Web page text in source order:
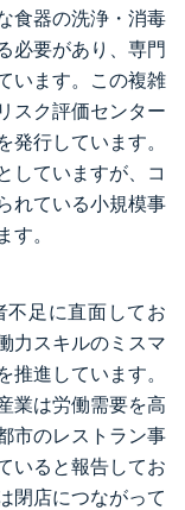
食器の洗浄・消毒
必要があり、専門
います。この複雑
スク評価センター
発行しています。
していますが、コ
れている小規模事
。
不足に直面してお
力スキルのミスマ
推進しています。
業は労働需要を高
市のレストラン事
いると報告してお
閉店につながって